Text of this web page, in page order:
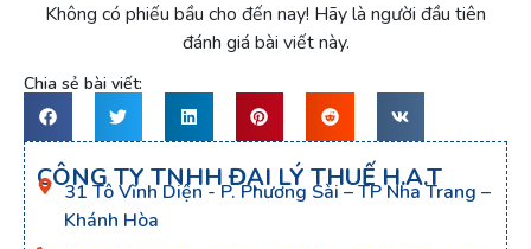
Không có phiếu bầu cho đến nay! Hãy là người đầu tiên
đánh giá bài viết này.
Chia sẻ bài viết:
CÔNG TY TNHH ĐẠI LÝ THUẾ H.A.T
31 Tô Vĩnh Diện - P. Phương Sài – TP Nha Trang –
Khánh Hòa